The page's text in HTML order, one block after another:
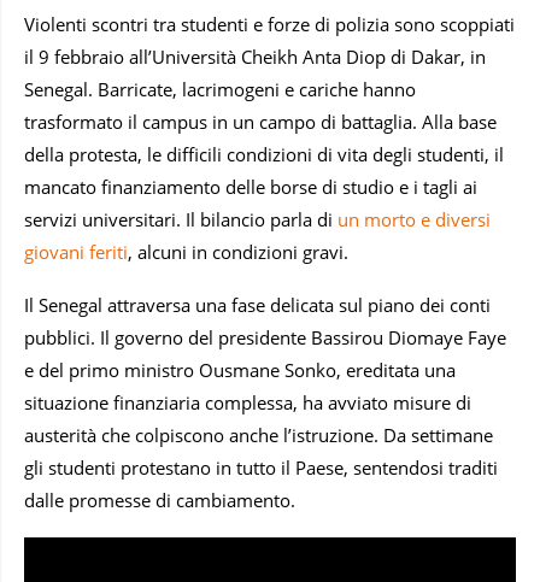
Violenti scontri tra studenti e forze di polizia sono scoppiati
il 9 febbraio all’Università Cheikh Anta Diop di Dakar, in
Senegal. Barricate, lacrimogeni e cariche hanno
trasformato il campus in un campo di battaglia. Alla base
della protesta, le difficili condizioni di vita degli studenti, il
mancato finanziamento delle borse di studio e i tagli ai
servizi universitari. Il bilancio parla di un morto e diversi
giovani feriti, alcuni in condizioni gravi.
Il Senegal attraversa una fase delicata sul piano dei conti
pubblici. Il governo del presidente Bassirou Diomaye Faye
e del primo ministro Ousmane Sonko, ereditata una
situazione finanziaria complessa, ha avviato misure di
austerità che colpiscono anche l’istruzione. Da settimane
gli studenti protestano in tutto il Paese, sentendosi traditi
dalle promesse di cambiamento.